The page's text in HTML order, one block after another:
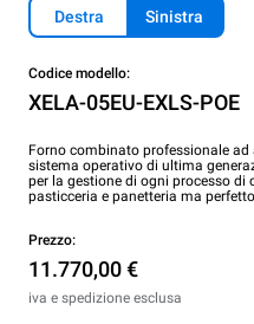
Destra Sinistra
Codice modello:
XELA-05EU-EXLS-POE
Forno combinato professionale
sistema operativo di ultima
per la gestione di ogni processo
pasticceria e panetteria ma
Prezzo:
11.770,00 €
iva e spedizione esclusa